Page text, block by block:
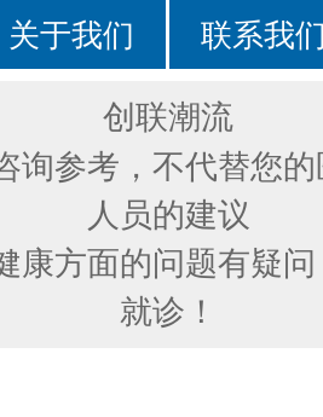
关于我们 联系我
创联潮流
询参考，不代替您
人员的建议
康方面的问题有疑
就诊！